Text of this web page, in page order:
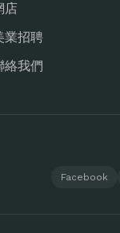
店
業招聘
絡我們
Facebook